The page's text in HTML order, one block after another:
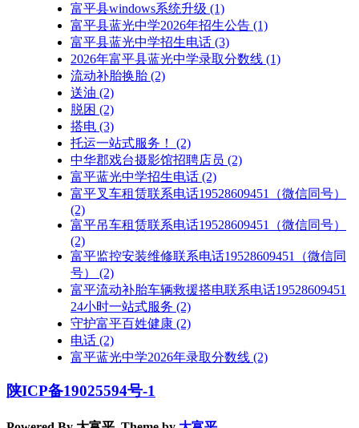
富平县windows系统升级 (1)
富平县蓝光中学2026年招生公告 (1)
富平县蓝光中学招生电话 (3)
2026年富平县蓝光中学录取分数线 (1)
流动补胎换胎 (2)
送油 (2)
脱困 (2)
搭电 (3)
托运一站式服务！
(2)
中华郡戏台摄影馆招聘店员 (2)
富平蓝光中学招生电话 (2)
富平叉车租赁联系电话19528609451（微信同号）
(2)
富平吊车租赁联系电话19528609451（微信同号）
(2)
富平监控安装维修联系电话19528609451（微信同
号）
(2)
富平流动补胎车辆救援搭电联系电话19528609451
24小时一站式服务 (2)
守护富平百姓健康 (2)
电话 (2)
富平蓝光中学2026年录取分数线 (2)
陕ICP备19025594号-1